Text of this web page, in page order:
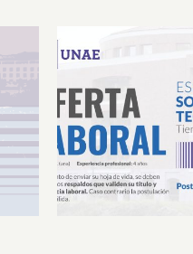
Oferta Laboral
Soporte